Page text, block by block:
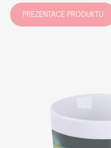
PREZENTACE PRODUKTU